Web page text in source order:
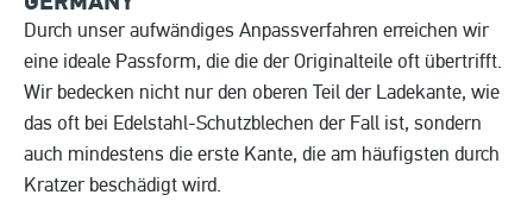
Durch unser aufwändiges Anpassverfahren erreichen wir
eine ideale Passform, die die der Originalteile oft übertrifft.
Wir bedecken nicht nur den oberen Teil der Ladekante, wie
das oft bei Edelstahl-Schutzblechen der Fall ist, sondern
auch mindestens die erste Kante, die am häufigsten durch
Kratzer beschädigt wird.